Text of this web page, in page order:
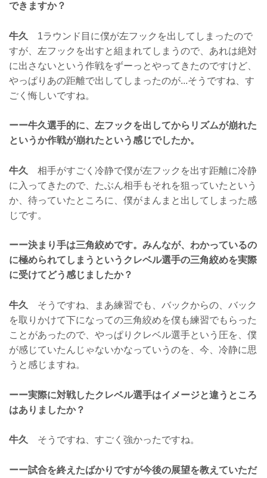
できますか？
牛久
1ラウンド目に僕が左フックを出してしまったので
すが、左フックを出すと組まれてしまうので、あれは絶対
に出さないという作戦をずーっとやってきたのですけど、
やっぱりあの距離で出してしまったのが...そうですね、す
ごく悔しいですね。
ーー牛久選手的に、左フックを出してからリズムが崩れた
というか作戦が崩れたという感じでしたか。
牛久
相手がすごく冷静で僕が左フックを出す距離に冷静
に入ってきたので、たぶん相手もそれを狙っていたという
か、待っていたところに、僕がまんまと出してしまった感
じです。
ーー決まり手は三角絞めです。みんなが、わかっているの
に極められてしまうというクレベル選手の三角絞めを実際
に受けてどう感じましたか？
牛久
そうですね、まあ練習でも、バックからの、バック
を取りかけて下になっての三角絞めを僕も練習でもらった
ことがあったので、やっぱりクレベル選手という圧を、僕
が感じていたんじゃないかなっていうのを、今、冷静に思
うと感じますね。
ーー実際に対戦したクレベル選手はイメージと違うところ
はありましたか？
牛久 そうですね、すごく強かったですね。
ーー試合を終えたばかりですが今後の展望を教えていただ